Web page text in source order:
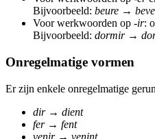
Bijvoorbeeld: beure →
Voor werkwoorden op -ir:
Bijvoorbeeld: dormir→
Onregelmatige vormen
Er zijn enkele onregelmatige
dir→ dient
fer→ fent
venir→ venint